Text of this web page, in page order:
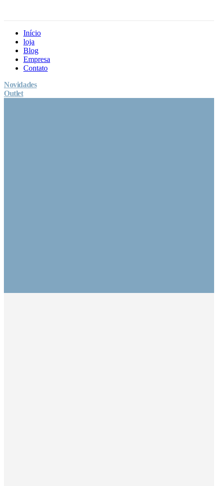
Início
loja
Blog
Empresa
Contato
Novidades
Outlet